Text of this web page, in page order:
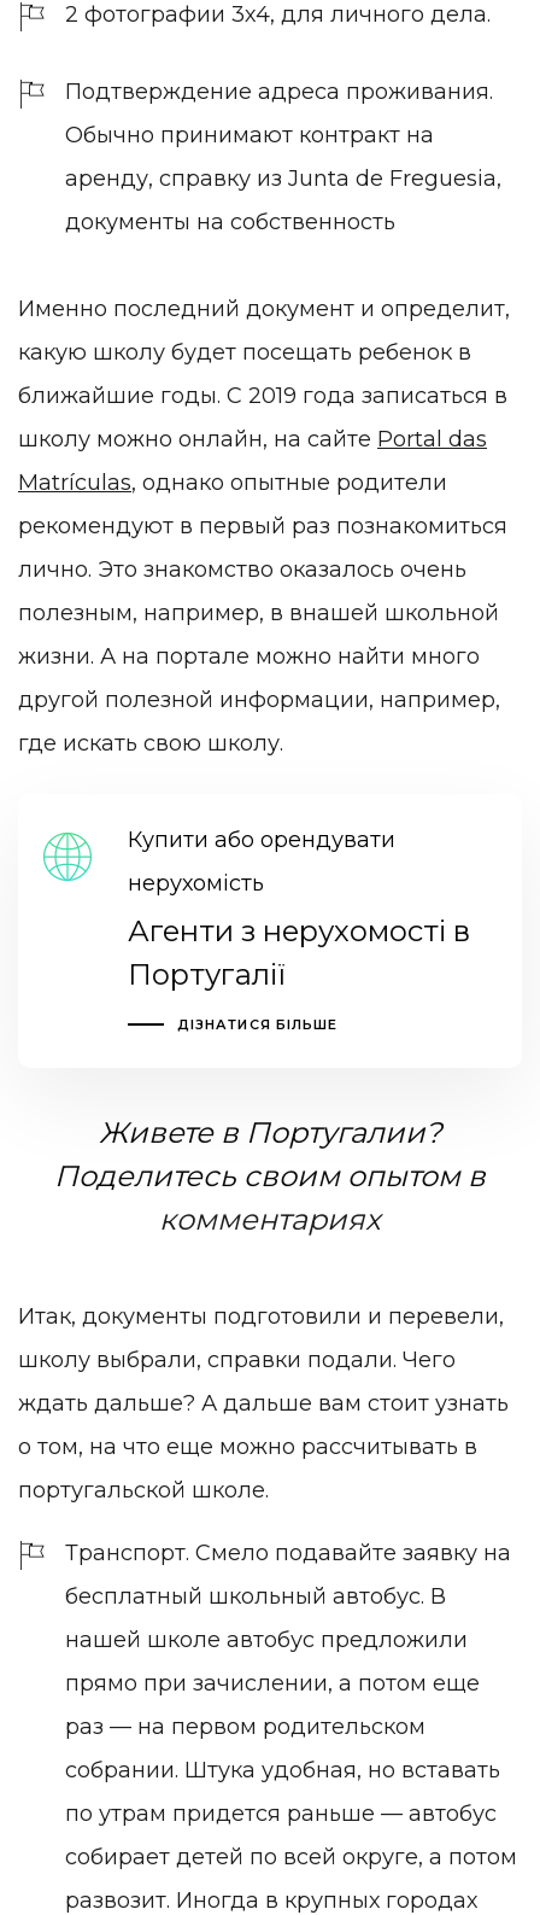
2 фотографии 3х4, для личного дела.
Подтверждение адреса проживания.
Обычно принимают контракт на
аренду, справку из Junta de Freguesia,
документы на собственность
Именно последний документ и определит,
какую школу будет посещать ребенок в
ближайшие годы. С 2019 года записаться в
школу можно онлайн, на сайте Portal das
Matrículas, однако опытные родители
рекомендуют в первый раз познакомиться
лично. Это знакомство оказалось очень
полезным, например, в внашей школьной
жизни. А на портале можно найти много
другой полезной информации, например,
где искать свою школу.
Купити або орендувати
нерухомість
Агенти з нерухомості в
Португалії
ДІЗНАТИСЯ БІЛЬШЕ
Живете в Португалии?
Поделитесь своим опытом в
комментариях
Итак, документы подготовили и перевели,
школу выбрали, справки подали. Чего
ждать дальше? А дальше вам стоит узнать
о том, на что еще можно рассчитывать в
португальской школе.
Транспорт. Смело подавайте заявку на
бесплатный школьный автобус. В
нашей школе автобус предложили
прямо при зачислении, а потом еще
раз — на первом родительском
собрании. Штука удобная, но вставать
по утрам придется раньше — автобус
собирает детей по всей округе, а потом
развозит. Иногда в крупных городах